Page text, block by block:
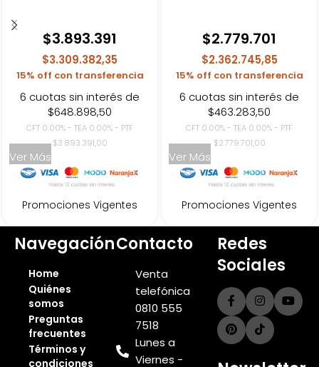
$3.893.391
$3.309.382,35
15% off con transferencia
6 cuotas sin interés de
$648.898,50
CFT 0.00% - TEA 0.00% - PTF
$3.893.391,00
Ver Más
Promociones Vigentes
$2.779.701
$2.362.745,85
15% off con transferencia
6 cuotas sin interés de
$463.283,50
CFT 0.00% - TEA 0.00% - PTF
$2.779.701,00
Ver Más
Promociones Vigentes
Navegación
Home
Quiénes
somos
Preguntas
frecuentes
Términos y
condiciones
Contacto
Venta
telefónica
0810 555
7518
Lunes a
Viernes -
Redes
Sociales